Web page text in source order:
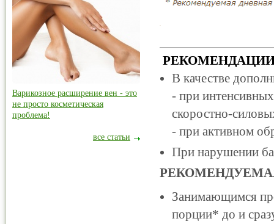
В качестве
- при
скоростно-
- при активном
При нарушении
Занимающимся
порции* до и
Варикозное расширение вен - это
не просто косметическая
проблема!
все статьи